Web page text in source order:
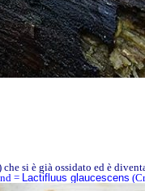
si è già ossidato ed è
= Lactifluus glaucescens